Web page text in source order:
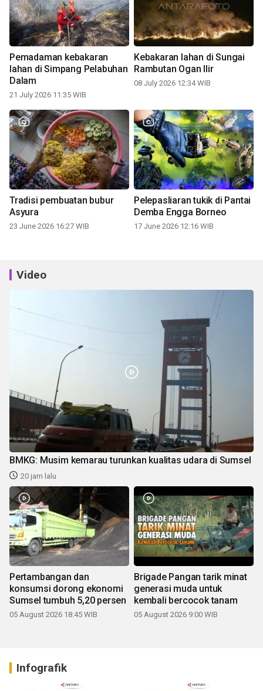
Pemadaman kebakaran
lahan di Simpang Pelabuhan
Dalam
21 July 2026 11:35 WIB
Kebakaran lahan di Sungai
Rambutan Ogan Ilir
08 July 2026 12:34 WIB
Tradisi pembuatan bubur
Asyura
23 June 2026 16:27 WIB
Pelepasliaran tukik di Pantai
Demba Engga Borneo
17 June 2026 12:16 WIB
Video
BMKG: Musim kemarau turunkan kualitas udara di Sumsel
20 jam lalu
Pertambangan dan
konsumsi dorong ekonomi
Sumsel tumbuh 5,20 persen
05 August 2026 18:45 WIB
Brigade Pangan tarik minat
generasi muda untuk
kembali bercocok tanam
05 August 2026 9:00 WIB
Infografik